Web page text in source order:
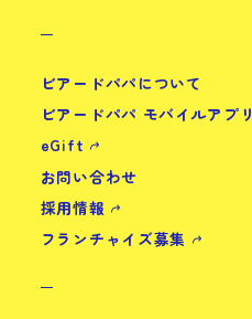
ビアードパパについて
ビアードパパ モバイルアプリ
eGift
お問い合わせ
採用情報
フランチャイズ募集